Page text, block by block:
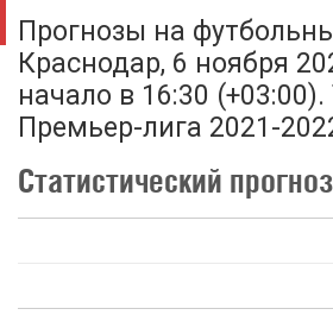
Прогнозы на
Краснодар, 6 ноября
начало в 16:30
Премьер-лига 2021-
Статистический прогноз